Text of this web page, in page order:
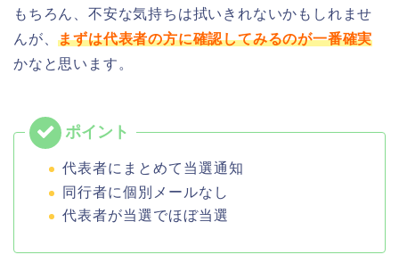
もちろん、不安な気持ちは拭いきれないかもしれませ
んが、まずは代表者の方に確認してみるのが一番確実
かなと思います。
代表者にまとめて当選通知
同行者に個別メールなし
代表者が当選でほぼ当選